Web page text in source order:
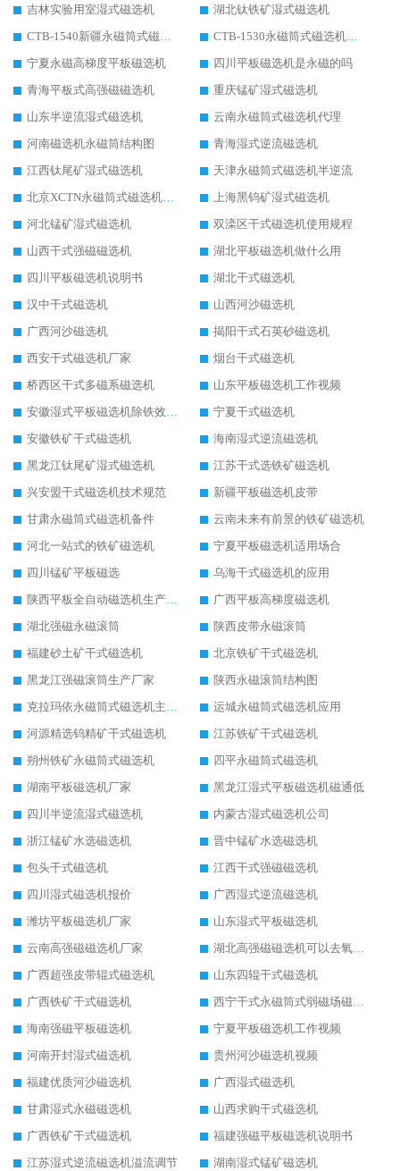
吉林实验用室湿式磁选机
湖北钛铁矿湿式磁选机
CTB-1540新疆永磁筒式磁选机
CTB-1530永磁筒式磁选机代理商
宁夏永磁高梯度平板磁选机
四川平板磁选机是永磁的吗
青海平板式高强磁磁选机
重庆锰矿湿式磁选机
山东半逆流湿式磁选机
云南永磁筒式磁选机代理
河南磁选机永磁筒结构图
青海湿式逆流磁选机
江西钛尾矿湿式磁选机
天津永磁筒式磁选机半逆流
北京XCTN永磁筒式磁选机磁块位置
上海黑钨矿湿式磁选机
河北锰矿湿式磁选机
双滦区干式磁选机使用规程
山西干式强磁磁选机
湖北平板磁选机做什么用
四川平板磁选机说明书
湖北干式磁选机
汉中干式磁选机
山西河沙磁选机
广西河沙磁选机
揭阳干式石英砂磁选机
西安干式磁选机厂家
烟台干式磁选机
桥西区干式多磁系磁选机
山东平板磁选机工作视频
安徽湿式平板磁选机除铁效果怎么样
宁夏干式磁选机
安徽铁矿干式磁选机
海南湿式逆流磁选机
黑龙江钛尾矿湿式磁选机
江苏干式选铁矿磁选机
兴安盟干式磁选机技术规范
新疆平板磁选机皮带
甘肃永磁筒式磁选机备件
云南未来有前景的铁矿磁选机
河北一站式的铁矿磁选机
宁夏平板磁选机适用场合
四川锰矿平板磁选
乌海干式磁选机的应用
陕西平板全自动磁选机生产厂家
广西平板高梯度磁选机
湖北强磁永磁滚筒
陕西皮带永磁滚筒
福建砂土矿干式磁选机
北京铁矿干式磁选机
黑龙江强磁滚筒生产厂家
陕西永磁滚筒结构图
克拉玛依永磁筒式磁选机主要技术参数
运城永磁筒式磁选机应用
河源精选钨精矿干式磁选机
江苏铁矿干式磁选机
朔州铁矿永磁筒式磁选机
四平永磁筒式磁选机
湖南平板磁选机厂家
黑龙江湿式平板磁选机磁通低
四川半逆流湿式磁选机
内蒙古湿式磁选机公司
浙江锰矿水选磁选机
晋中锰矿水选磁选机
包头干式磁选机
江西干式强磁磁选机
四川湿式磁选机报价
广西湿式逆流磁选机
潍坊平板磁选机厂家
山东湿式平板磁选机
云南高强磁磁选机厂家
湖北高强磁磁选机可以去氧化铝
广西超强皮带辊式磁选机
山东四辊干式磁选机
广西铁矿干式磁选机
西宁干式永磁筒式弱磁场磁选机结构图
海南强磁平板磁选机
宁夏平板磁选机工作视频
河南开封湿式磁选机
贵州河沙磁选机视频
福建优质河沙磁选机
广西湿式磁选机
甘肃湿式永磁磁选机
山西求购干式磁选机
广西铁矿干式磁选机
福建强磁平板磁选机说明书
江苏湿式逆流磁选机溢流调节
湖南湿式锰矿磁选机